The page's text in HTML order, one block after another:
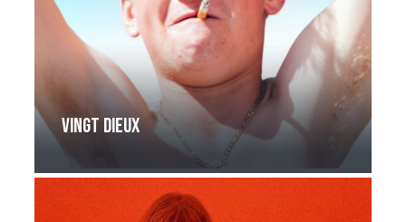
Vingt Dieux